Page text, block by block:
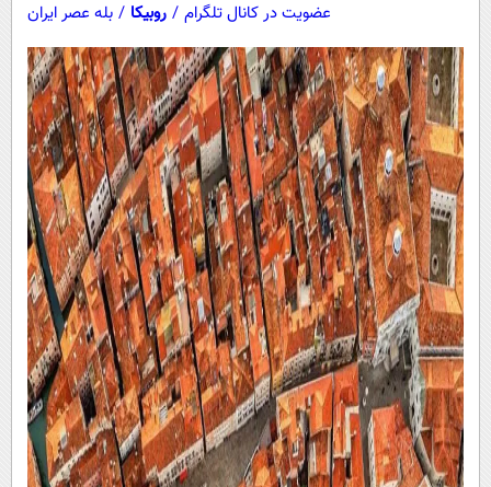
عضویت در کانال تلگرام / روبیکا / بله عصر ایران